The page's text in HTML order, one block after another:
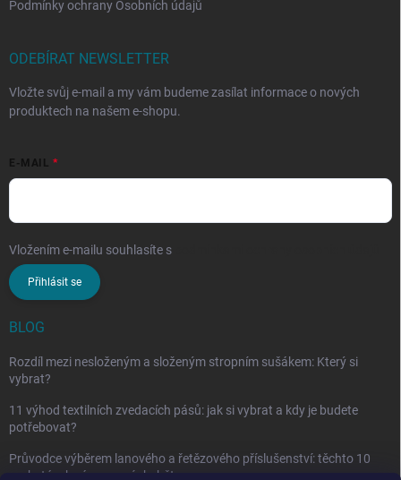
Podmínky ochrany Osobních údajů
ODEBÍRAT NEWSLETTER
Vložte svůj e-mail a my vám budeme zasílat informace o nových
produktech na našem e-shopu.
E-MAIL
Vložením e-mailu souhlasíte s
Přihlásit se
BLOG
Rozdíl mezi nesloženým a složeným stropním sušákem: Který si
vybrat?
11 výhod textilních zvedacích pásů: jak si vybrat a kdy je budete
potřebovat?
Průvodce výběrem lanového a řetězového příslušenství: těchto 10
vychytávek vám nesmí chybět